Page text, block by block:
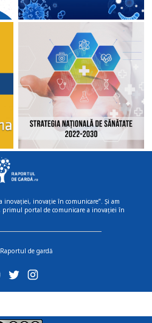
inovației, inovație în comunicare”. Și am
primul portal de comunicare a inovației în
de gardă